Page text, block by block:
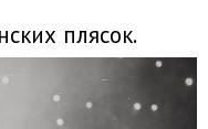
плясок.